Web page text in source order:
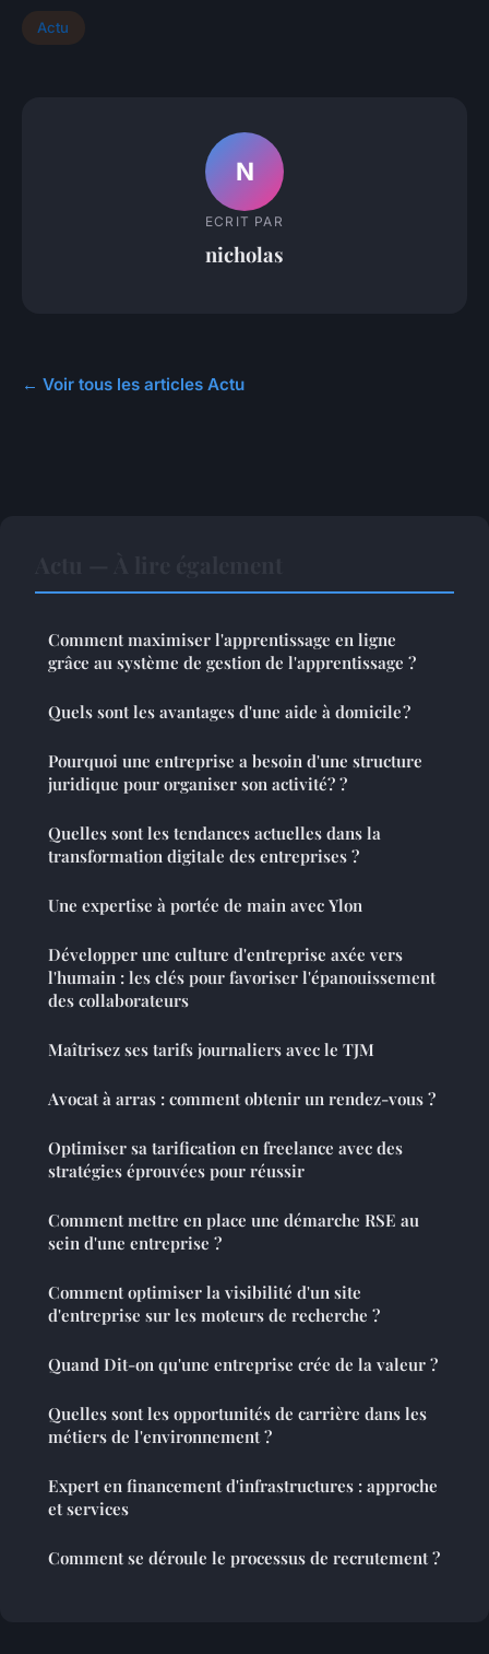
Actu
N
ECRIT PAR
nicholas
← Voir tous les articles Actu
Comment maximiser l'apprentissage en ligne
grâce au système de gestion de l'apprentissage ?
Quels sont les avantages d'une aide à domicile ?
Pourquoi une entreprise a besoin d'une structure
juridique pour organiser son activité? ?
Quelles sont les tendances actuelles dans la
transformation digitale des entreprises ?
Une expertise à portée de main avec Ylon
Développer une culture d'entreprise axée vers
l'humain : les clés pour favoriser l'épanouissement
des collaborateurs
Maîtrisez ses tarifs journaliers avec le TJM
Avocat à arras : comment obtenir un rendez-vous ?
Optimiser sa tarification en freelance avec des
stratégies éprouvées pour réussir
Comment mettre en place une démarche RSE au
sein d'une entreprise ?
Comment optimiser la visibilité d'un site
d'entreprise sur les moteurs de recherche ?
Quand Dit-on qu'une entreprise crée de la valeur ?
Quelles sont les opportunités de carrière dans les
métiers de l'environnement ?
Expert en financement d'infrastructures : approche
et services
Comment se déroule le processus de recrutement ?